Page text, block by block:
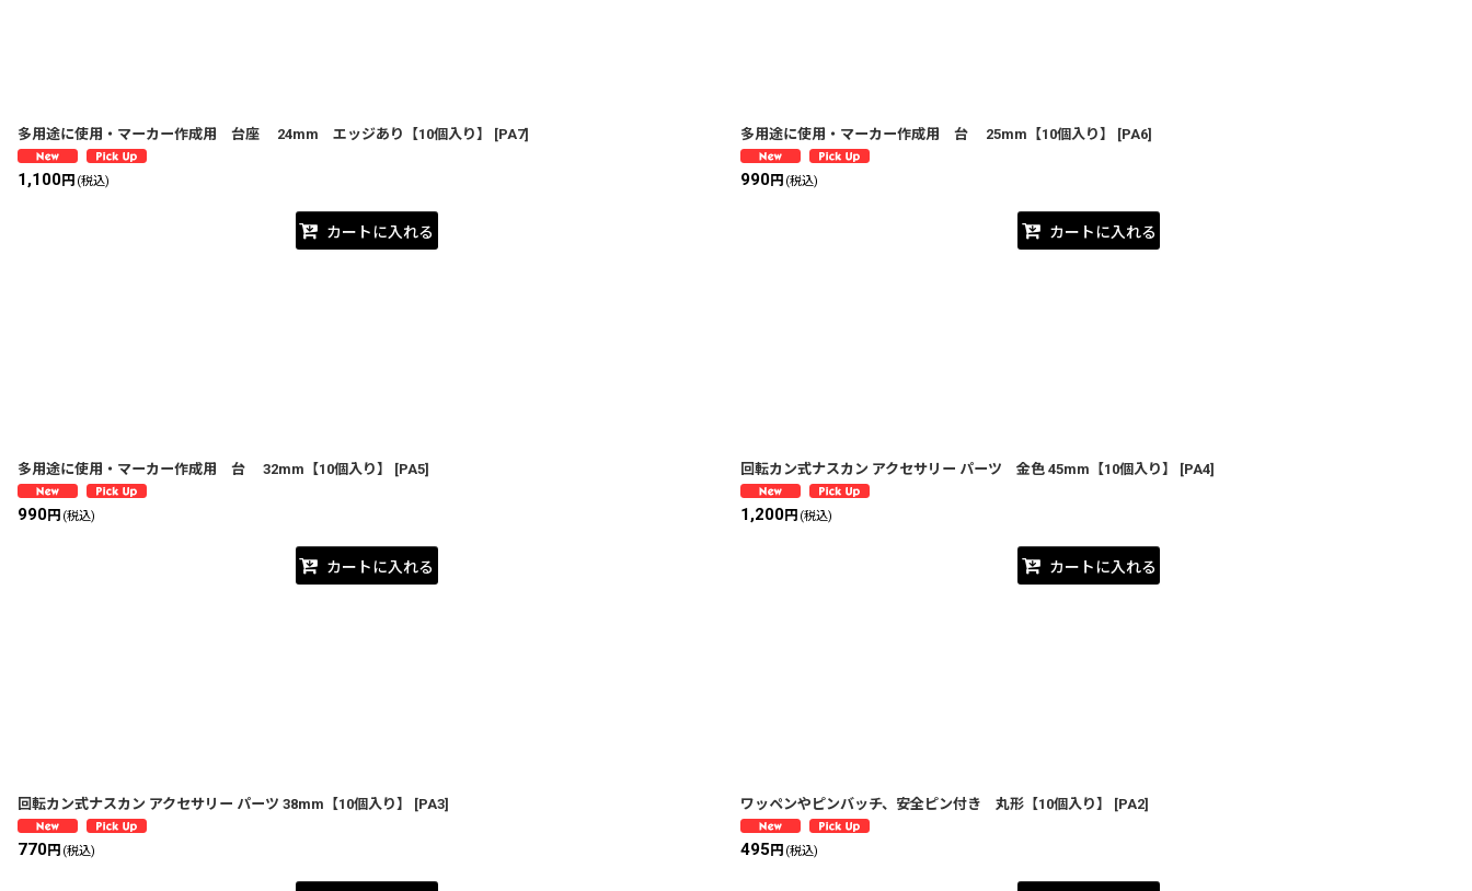
多用途に使用・マーカー作成用 台座 24mm エッジあり【10個入り】 [PA7]
1,100円 (税込)
カートに入れる
多用途に使用・マーカー作成用 台 25mm【10個入り】 [PA6]
990円 (税込)
カートに入れる
多用途に使用・マーカー作成用 台 32mm【10個入り】 [PA5]
990円 (税込)
カートに入れる
回転カン式ナスカン アクセサリー パーツ 金色 45mm【10個入り】 [PA4]
1,200円 (税込)
カートに入れる
回転カン式ナスカン アクセサリー パーツ 38mm【10個入り】 [PA3]
770円 (税込)
ワッペンやピンバッチ、安全ピン付き 丸形【10個入り】 [PA2]
495 円 (税込)